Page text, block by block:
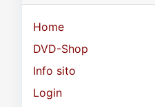
Home
DVD-Shop
Info sito
Login